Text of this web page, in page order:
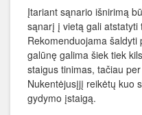
Įtariant sąnario išnirimą
sąnarį į vietą gali atstatyti
Rekomenduojama
galūnę galima šiek tiek
staigus tinimas, tačiau
Nukentėjusįjį reikėtų kuo
gydymo įstaigą.